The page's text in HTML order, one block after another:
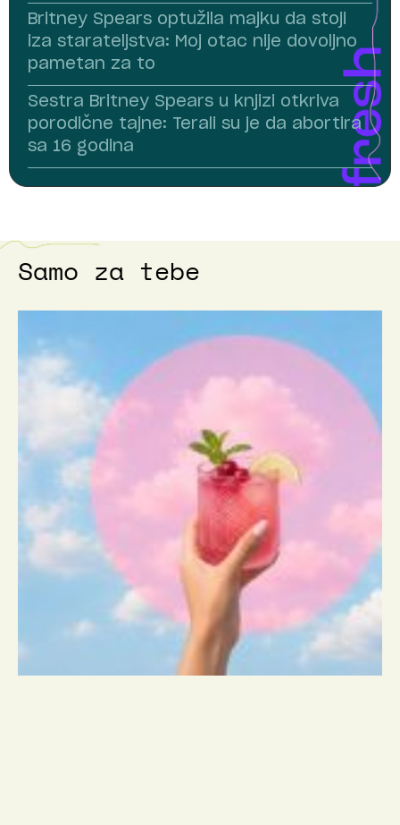
Britney Spears optužila majku da stoji
iza starateljstva: Moj otac nije dovoljno
pametan za to
Sestra Britney Spears u knjizi otkriva
porodične tajne: Terali su je da abortira
sa 16 godina
Samo za tebe